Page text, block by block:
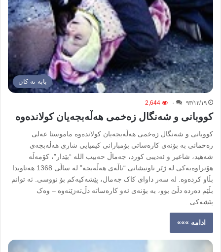
بابه ته كان
۹۳/۱۲/۱۹ ۰ 2,644
کووبانی و شه‌نگال زه‌خمی هه‌ڵه‌بجه‌يان کولانده‌وه
کووبانی و شه‌نگال زه‌خمی هه‌ڵه‌بجه‌يان کولانده‌وه ماموستا عه‌لی
ره‌حمانی به بۆنه‌ی کاره‌ساتی بۆمبارانی کیمیایی شاری هه‌ڵه‌بجه‌ی
شه‌هید، شاعیر و ئه‌دیبی کورد، جه‌ماڵ حه‌بیب الله “بێدار”، کۆمه‌ڵه
هۆنراوه‌یه‌کی له ژێر ناونیشانی “ناڵه‌ی هه‌ڵه‌بجه” له ساڵی 1368 هه‌تاویدا
بڵاو کرده‌وه. له سه‌ر داوای کاک جه‌مال، پێشه‌کیه‌کم بۆ نووسی. ئه توانم
بڵێم ده‌رده دڵێ بوو، به بۆنه‌ی ئه‌و کاره‌ساته دڵ‌ته‌زێنه‌وه – وه‌ک
پێشه‌کی…
ادامه »»»